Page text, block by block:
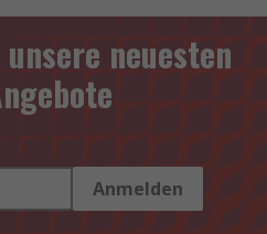
neuesten
Anmelden